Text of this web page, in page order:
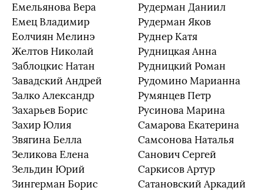
Емельянова Вера
Емец Владимир
Еолчиян Мелинэ
Желтов Николай
Заблоцкис Натан
Завадский Андрей
Залко Александр
Захарьев Борис
Захир Юлия
Звягина Белла
Зеликова Елена
Зельдин Юрий
Зингерман Борис
Рудерман Даниил
Рудерман Яков
Руднер Катя
Рудницкая Анна
Рудницкий Роман
Рудомино Марианна
Румянцев Петр
Русинова Марина
Самарова Екатерина
Самсонова Наталья
Санович Сергей
Саркисов Артур
Сатановский Аркадий